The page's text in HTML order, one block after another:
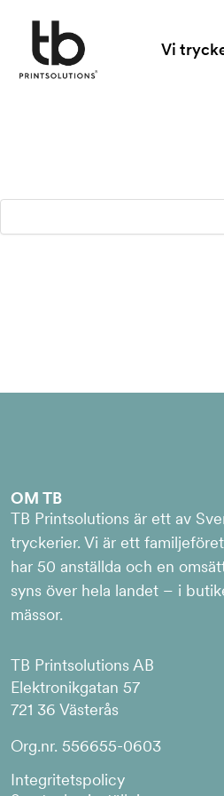
innehåll
Vi
OM TB
TB Printsolutions är ett av
tryckerier. Vi är ett
har 50 anställda och en
syns över hela landet – i
mässor.
TB Printsolutions AB
Elektronikgatan 57
721 36 Västerås
Org.nr. 556655-0603
Integritetspolicy